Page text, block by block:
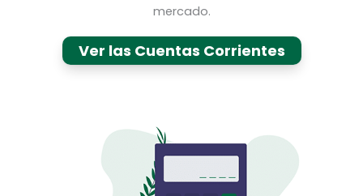
mercado.
Ver las Cuentas Corrientes